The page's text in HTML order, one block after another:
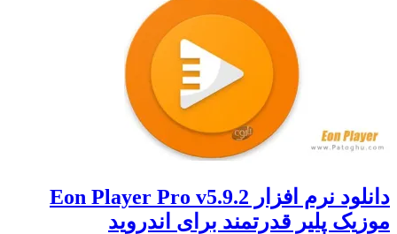
دانلود نرم افزار Eon Player Pro v5.9.2
موزیک پلیر قدرتمند برای اندروید